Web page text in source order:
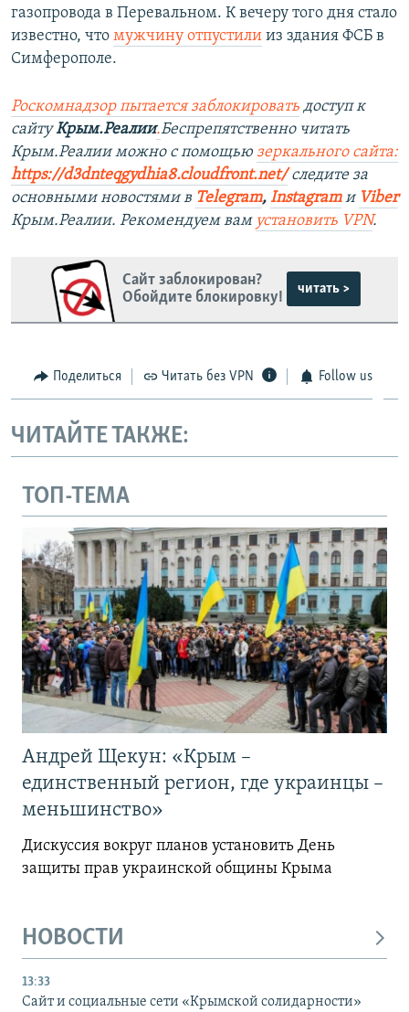
газопровода в Перевальном. К вечеру того дня стало
известно, что мужчину отпустили из здания ФСБ в
Симферополе.
Роскомнадзор пытается заблокировать доступ к
сайтуКрым.Реалии.Беспрепятственно читать
Крым.Реалии можно с помощью зеркального сайта:
https://d3dnteqgydhia8.cloudfront.net/ следите за
основными новостями в Telegram, Instagramи Viber
Крым.Реалии. Рекомендуем вам установить VPN.
Сайт заблокирован?
Обойдите блокировку!
читать >
Поделиться Читать без VPN Follow us
ЧИТАЙТЕ ТАКЖЕ:
ТОП-ТЕМА
Андрей Щекун: «Крым –
единственный регион, где украинцы –
меньшинство»
Дискуссия вокруг планов установить День
защиты прав украинской общины Крыма
НОВОСТИ
13:33
Сайт и социальные сети «Крымской солидарности»